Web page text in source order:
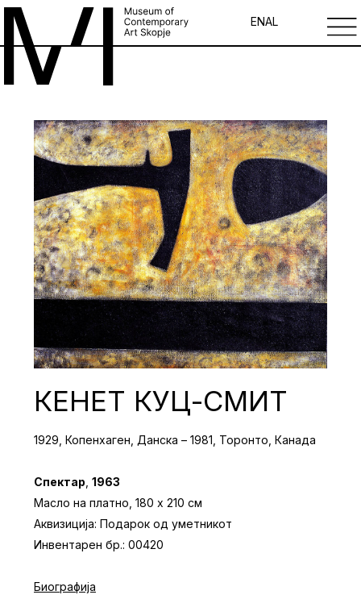
ENAL
КЕНЕТ КУЦ-СМИТ
1929, Копенхаген, Данска – 1981, Торонто, Канада
Спектар 1963
Масло на платно, 180 x 210 см
Аквизиција: Подарок од уметникот
Инвентарен бр.: 00420
Биографија